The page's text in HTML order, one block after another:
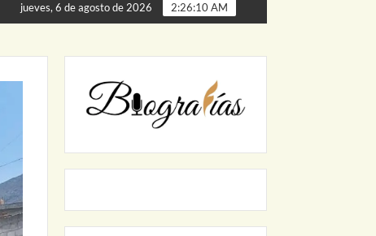
Palmillas ARRANCA JAPAM EL PROGRAMA “AGUA
jueves, 6 de agosto de 2026 2:26:12 AM